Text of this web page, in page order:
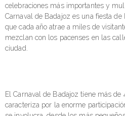
celebraciones más importantes y
Carnaval de Badajoz es una fiesta de
que cada año atrae a miles de
mezclan con los pacenses en las
ciudad.
El Carnaval de Badajoz tiene más
caracteriza por la enorme